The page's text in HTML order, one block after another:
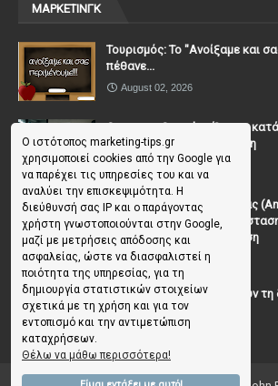
Ο ιστότοπος marketing-tips.gr
χρησιμοποιεί cookies από την Google για
να παρέχει τις υπηρεσίες του και να
αναλύει την επισκεψιμότητα. Η
διεύθυνσή σας IP και ο παράγοντας
χρήστη γνωστοποιούνται στην Google,
μαζί με μετρήσεις απόδοσης και
ασφαλείας, ώστε να διασφαλιστεί η
ποιότητα της υπηρεσίας, για τη
δημιουργία στατιστικών στοιχείων
σχετικά με τη χρήση και για τον
εντοπισμό και την αντιμετώπιση
καταχρήσεων.
Θέλω να μάθω περισσότερα!
ΜΑΡΚΕΤΙΝΓΚ
Τουρισμός: Το "Ανοίξαμε και
πέθανε...
August 02, 2026
Casanova Complex: Όταν η
περισσότερο από τη σχέση
July 31, 2026
To Μάρκετινγκ της Ενέδρας
Πώς να κλέψεις την
χωρίς (επίσημη) πρόσκληση
July 19, 2026
Γιατί οι επισκέπτες ξεχνούν
σε 48 ώρες;
July 10, 2026